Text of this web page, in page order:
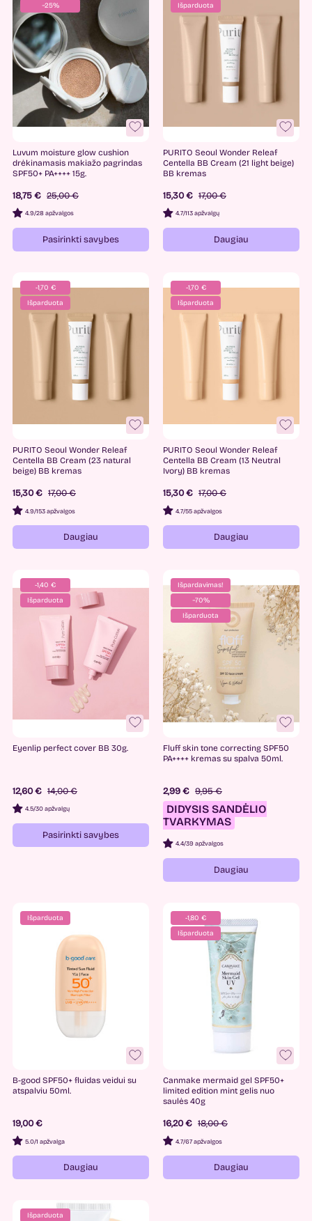
−25%
Luvum moisture glow cushion
drėkinamasis makiažo pagrindas
SPF50+ PA++++ 15g.
18,75 € 25,00 €
4.9/28 apžvalgos
Pasirinkti savybes
Išparduota
PURITO Seoul Wonder Releaf
Centella BB Cream (21 light beige)
BB kremas
15,30 € 17,00 €
4.7/113 apžvalgų
Daugiau
-1,70 €
Išparduota
PURITO Seoul Wonder Releaf
Centella BB Cream (23 natural
beige) BB kremas
15,30 € 17,00 €
4.9/153 apžvalgos
Daugiau
-1,70 €
Išparduota
PURITO Seoul Wonder Releaf
Centella BB Cream (13 Neutral
Ivory) BB kremas
15,30 € 17,00 €
4.7/55 apžvalgos
Daugiau
-1,40 €
Išparduota
Eyenlip perfect cover BB 30g.
12,60 € 14,00 €
4.5/30 apžvalgų
Pasirinkti savybes
Išpardavimas!
−70%
Išparduota
Fluff skin tone correcting SPF50
PA++++ kremas su spalva 50ml.
2,99 € 9,95 €
DIDYSIS SANDĖLIO
TVARKYMAS
4.4/39 apžvalgos
Daugiau
Išparduota
B-good SPF50+ fluidas veidui su
atspalviu 50ml.
19,00 €
5.0/1 apžvalga
Daugiau
-1,80 €
Išparduota
Canmake mermaid gel SPF50+
limited edition mint gelis nuo
saulės 40g
16,20 € 18,00 €
4.7/67 apžvalgos
Daugiau
Išparduota